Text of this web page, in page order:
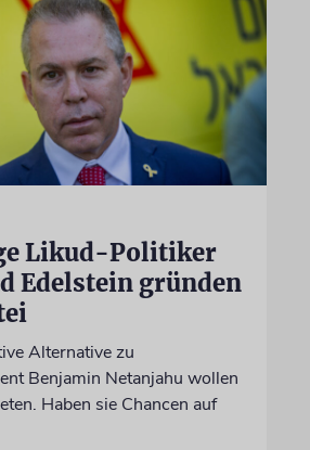
Likud-Politiker
Edelstein gründen
Alternative zu
Benjamin Netanjahu wollen
Haben sie Chancen auf